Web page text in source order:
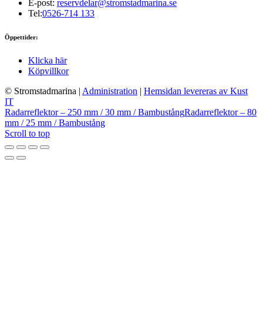
E-post: reservdelar@stromstadmarina.se
Tel:0526-714 133
Öppettider:
Klicka här
Köpvillkor
© Stromstadmarina | Administration | Hemsidan levereras av Kust
IT
Radarreflektor – 250 mm / 30 mm / BambustångRadarreflektor – 80
mm / 25 mm / Bambustång
Scroll to top